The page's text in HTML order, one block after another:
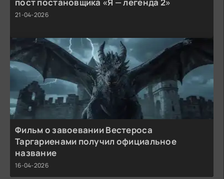
пост постановщика «Я — легенда 2»
21-04-2026
Фильм о завоевании Вестероса
Таргариенами получил официальное
название
16-04-2026